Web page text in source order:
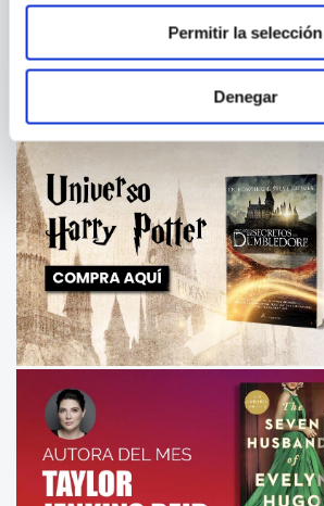
Permitir la selección
Denegar